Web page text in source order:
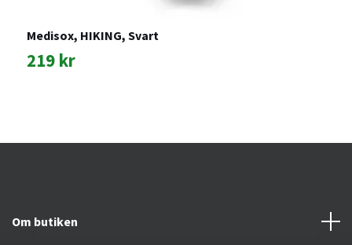
Medisox, HIKING, Svart
219 kr
Om butiken